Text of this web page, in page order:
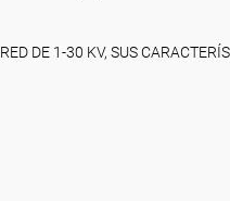
DE 1-30 KV, SUS